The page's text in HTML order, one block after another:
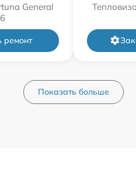
General
ремонт
Показать больше